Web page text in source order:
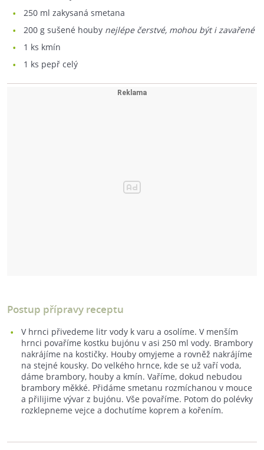
250 ml zakysaná smetana
200 g sušené houby nejlépe čerstvé, mohou být i zavařené
1 ks kmín
1 ks pepř celý
Postup přípravy receptu
V hrnci přivedeme litr vody k varu a osolíme. V menším
hrnci povaříme kostku bujónu v asi 250 ml vody. Brambory
nakrájíme na kostičky. Houby omyjeme a rovněž nakrájíme
na stejné kousky. Do velkého hrnce, kde se už vaří voda,
dáme brambory, houby a kmín. Vaříme, dokud nebudou
brambory měkké. Přidáme smetanu rozmíchanou v mouce
a přilijime vývar z bujónu. Vše povaříme. Potom do polévky
rozklepneme vejce a dochutíme koprem a kořením.